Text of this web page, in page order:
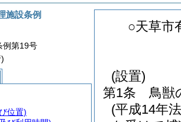
○天草市
(設置)
第1条
鳥獣
(平成14年
施設条例
第19号
位置)